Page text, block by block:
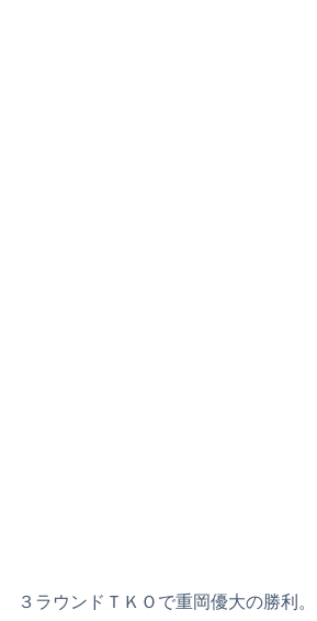
３ラウンドＴＫＯで重岡優大の勝利。